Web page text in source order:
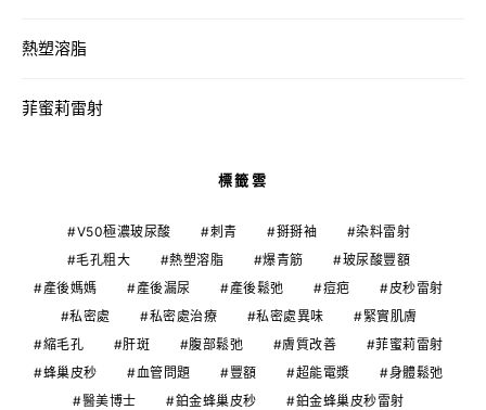
熱塑溶脂
菲蜜莉雷射
標籤雲
V50極濃玻尿酸 刺青 掰掰袖
染料雷射
毛孔粗大
熱塑溶脂 爆青筋
玻尿酸豐額
產後媽媽
產後漏尿 產後鬆弛 痘疤
皮秒雷射
私密處
私密處治療 私密處異味
緊實肌膚
縮毛孔
肝斑 腹部鬆弛 膚質改善
菲蜜莉雷射
蜂巢皮秒
血管問題 豐額 超能電漿
身體鬆弛
醫美博士
鉑金蜂巢皮秒
鉑金蜂巢皮秒雷射